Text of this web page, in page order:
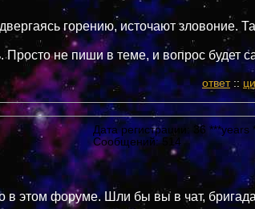
горению, источают зловоние.
Просто не пиши в теме, и вопрос будет
ответ::
Дата регистрации: 36 ***years
Сообщений: 514
в этом форуме. Шли бы вы в чат,